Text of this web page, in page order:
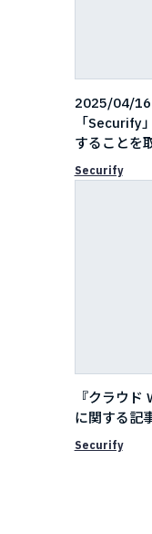
2025/04/16
「Securify
することを
Securify
『クラウ
に関する記
Securify